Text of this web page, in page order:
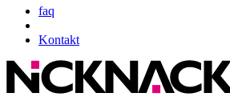
faq
Kontakt